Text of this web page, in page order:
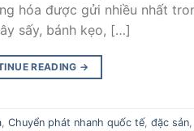
hóa được gửi nhiều nhất
sấy, bánh kẹo, […]
READING →
Chuyển phát nhanh quốc tế đặc sản